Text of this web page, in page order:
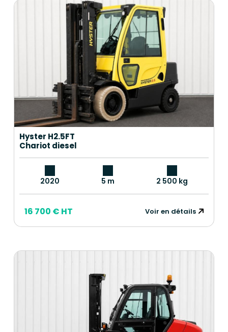
Hyster H2.5FT
Chariot diesel
2020 5 m 2 500 kg
16 700 € HT Voir en détails